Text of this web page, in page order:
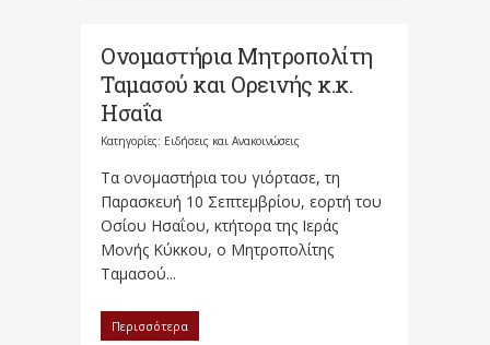
Ονομαστήρια Μητροπολίτη
Ταμασού και Ορεινής κ.κ.
Ησαΐα
Κατηγορίες: Ειδήσεις και Ανακοινώσεις
Τα ονομαστήρια του γιόρτασε, τη
Παρασκευή 10 Σεπτεμβρίου, εορτή του
Οσίου Ησαΐου, κτήτορα της Ιεράς
Μονής Κύκκου, ο Μητροπολίτης
Ταμασού...
Περισσότερα